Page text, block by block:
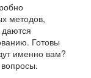
методов,
Готовы
именно вам?